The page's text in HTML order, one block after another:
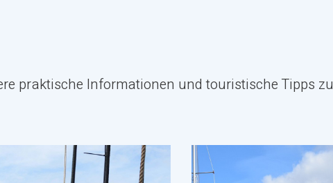
praktische Informationen und touristische Tipps zu